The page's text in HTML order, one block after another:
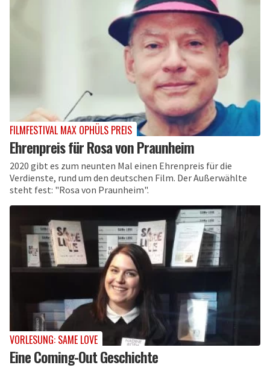
FILMFESTIVAL MAX OPHÜLS PREIS
Ehrenpreis für Rosa von Praunheim
2020 gibt es zum neunten Mal einen Ehrenpreis für die
Verdienste, rund um den deutschen Film. Der Außerwählte
steht fest: "Rosa von Praunheim".
VORLESUNG: SAME LOVE
Eine Coming-Out Geschichte